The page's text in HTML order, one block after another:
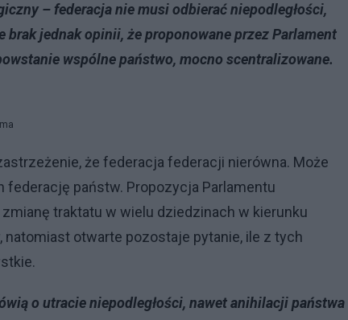
– federacja nie musi odbierać niepodległości,
brak jednak opinii, że proponowane przez Parlament
wspólne państwo, mocno scentralizowane.
że federacja federacji nierówna. Może
federację państw. Propozycja Parlamentu
traktatu w wielu dziedzinach w kierunku
otwarte pozostaje pytanie, ile z tych
o utracie niepodległości, nawet anihilacji państwa